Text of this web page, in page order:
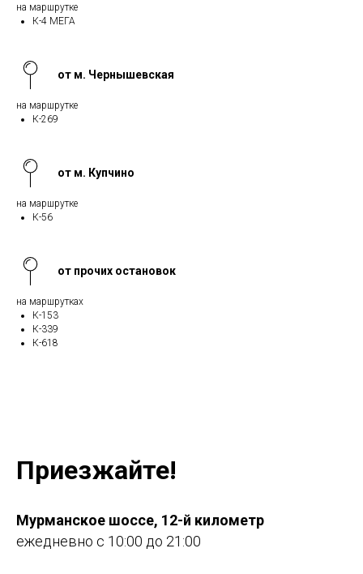
на маршрутке
К-4 МЕГА
от м. Чернышевская
на маршрутке
К-269
от м. Купчино
на маршрутке
К-56
от прочих остановок
на маршрутках
К-153
К-339
К-618
Приезжайте!
Мурманское шоссе, 12-й километр
ежедневно с 10:00 до 21:00